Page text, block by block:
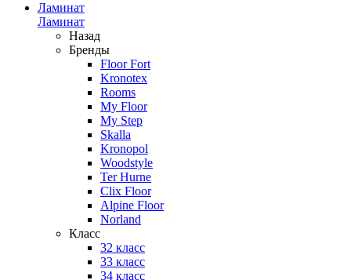
Ламинат
Ламинат
Назад
Бренды
Floor Fort
Kronotex
Rooms
My Floor
My Step
Skalla
Kronopol
Woodstyle
Ter Hurne
Clix Floor
Alpine Floor
Norland
Класс
32 класс
33 класс
34 класс